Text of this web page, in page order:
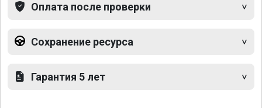
Оплата после проверки
Сохранение ресурса
Гарантия 5 лет